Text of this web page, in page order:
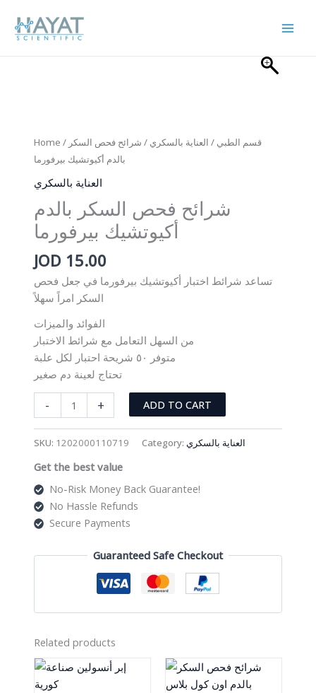
content
Home / قسم الطبي / العناية بالسكري / شرائح فحص السكر
بالدم أكيوتشيك بيرفورما
العناية بالسكري
شرائح فحص السكر بالدم
أكيوتشيك بيرفورما
JOD 15.00
تساعد شرائط اختبار أكيوتشيك بيرفورما في جعل فحص
السكر امراً سهلاً
الفوائد والميزات
من السهل التعامل مع شرائط الاختبار
متوفر ٥٠ شريحة احتبار لكل علبة
تحتاج لعينة دم صغير
-
فحص
أكيوتشيك
بيرفورما
quantity
+ ADD TO CART
SKU: 1202000110719 Category: العناية بالسكري
Get the best value
No-Risk Money Back Guarantee!
No Hassle Refunds
Secure Payments
Guaranteed Safe Checkout
Related products